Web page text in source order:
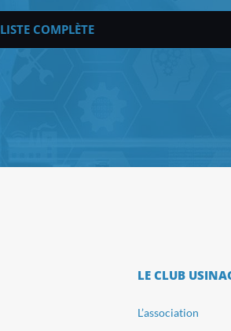
LISTE COMPLÈTE
LE CLUB
L’association